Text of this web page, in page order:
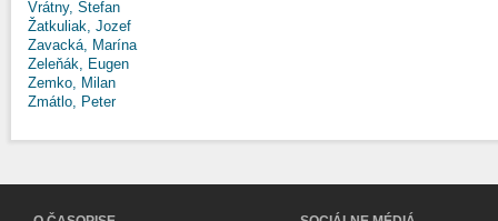
Vrátny, Štefan
Žatkuliak, Jozef
Zavacká, Marína
Zeleňák, Eugen
Zemko, Milan
Zmátlo, Peter